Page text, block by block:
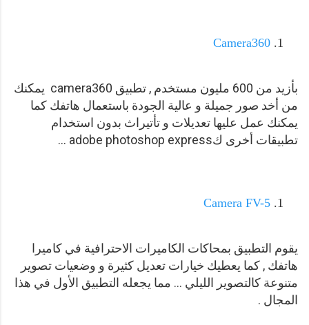
Camera360
بأزيد من 600 مليون مستخدم , تطبيق camera360 يمكنك
من أخد صور جميلة و عالية الجودة باستعمال هاتفك كما
يمكنك عمل عليها تعديلات و تأتيراث بدون استخدام
تطبيقات أخرى كadobe photoshop express ...
Camera FV-5
يقوم التطبيق بمحاكات الكاميرات الاحترافية في كاميرا
هاتفك , كما يعطيك خيارات تعديل كثيرة و وضعيات تصوير
متنوعة كالتصوير الليلي ... مما يجعله التطبيق الأول في هذا
المجال .